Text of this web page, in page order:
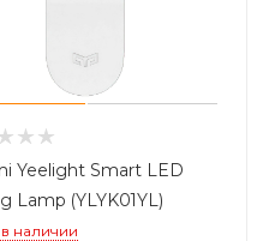
Yeelight Smart LED
Lamp (YLYK01YL)
наличии